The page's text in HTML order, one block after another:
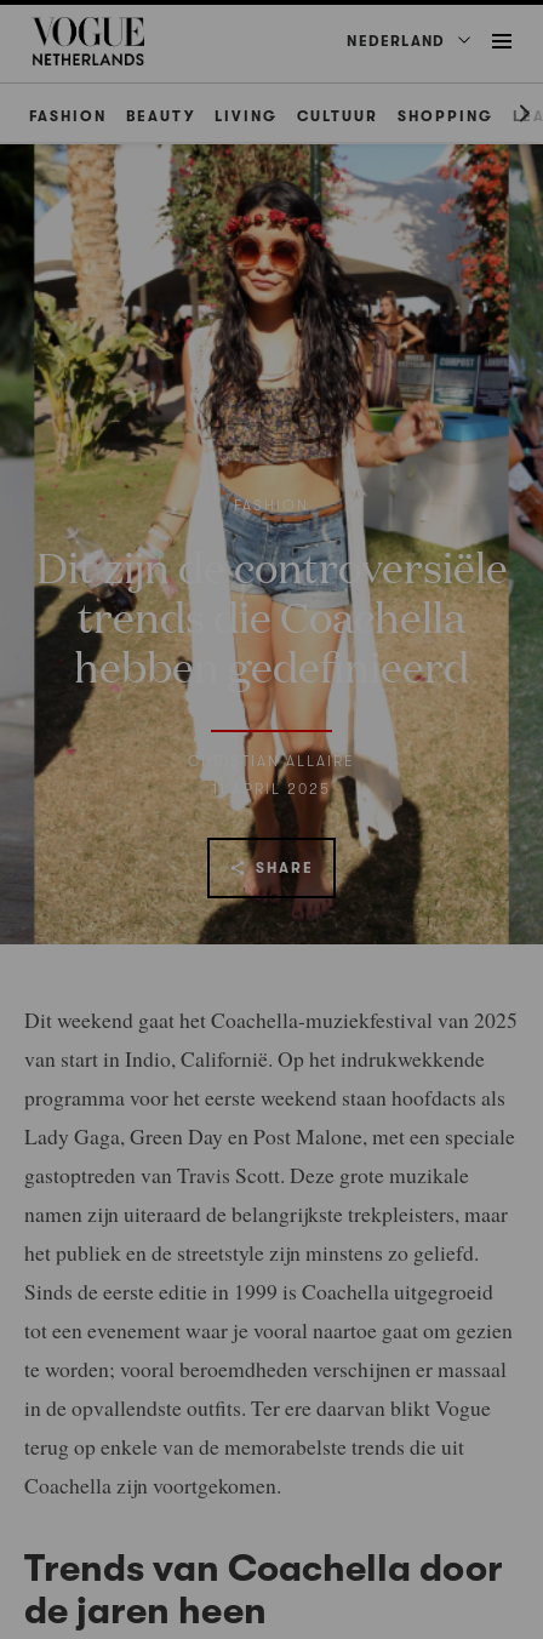
NEDERLAND
FASHION BEAUTY LIVING CULTUUR SHOPPING
FASHION
Dit zijn de controversiële
trends die Coachella
hebben gedefinieerd
CHRISTIAN ALLAIRE
11 APRIL 2025
SHARE
Dit weekend gaat het Coachella-muziekfestival van 2025
van start in Indio, Californië. Op het indrukwekkende
programma voor het eerste weekend staan hoofdacts als
Lady Gaga, Green Day en Post Malone, met een speciale
gastoptreden van Travis Scott. Deze grote muzikale
namen zijn uiteraard de belangrijkste trekpleisters, maar
het publiek en de streetstyle zijn minstens zo geliefd.
Sinds de eerste editie in 1999 is Coachella uitgegroeid
tot een evenement waar je vooral naartoe gaat om gezien
te worden; vooral beroemdheden verschijnen er massaal
in de opvallendste outfits. Ter ere daarvan blikt Vogue
terug op enkele van de memorabelste trends die uit
Coachella zijn voortgekomen.
Trends van Coachella door
de jaren heen